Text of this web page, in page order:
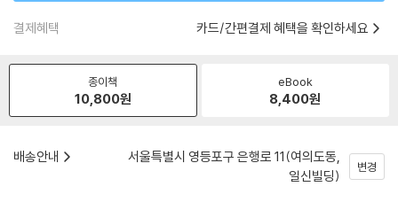
결제혜택 카드/간편결제 혜택을 확인하세요
종이책
10,800원
eBook
8,400원
배송안내
서울특별시 영등포구 은행로 11(여의도동,
일신빌딩)
변경